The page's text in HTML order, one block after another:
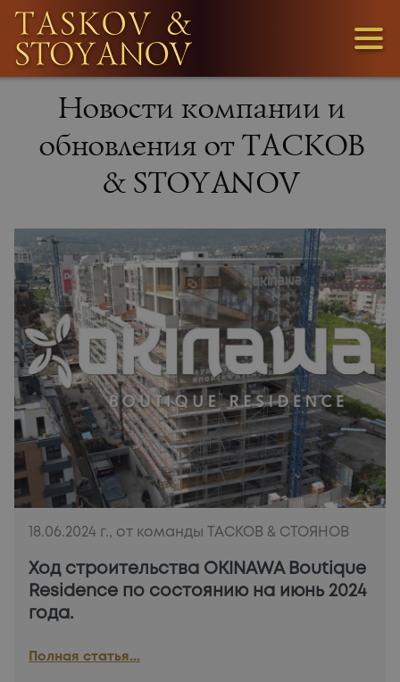
3
1
МЫ
ИЩЕМ
УЧАСТКИ!
Новости компании и
обновления от ТАСКОВ
& STOYANOV
18.06.2024 г., от команды ТАСКОВ & СТОЯНОВ
Ход строительства OKINAWA Boutique
Residence по состоянию на июнь 2024
года.
Полная статья...